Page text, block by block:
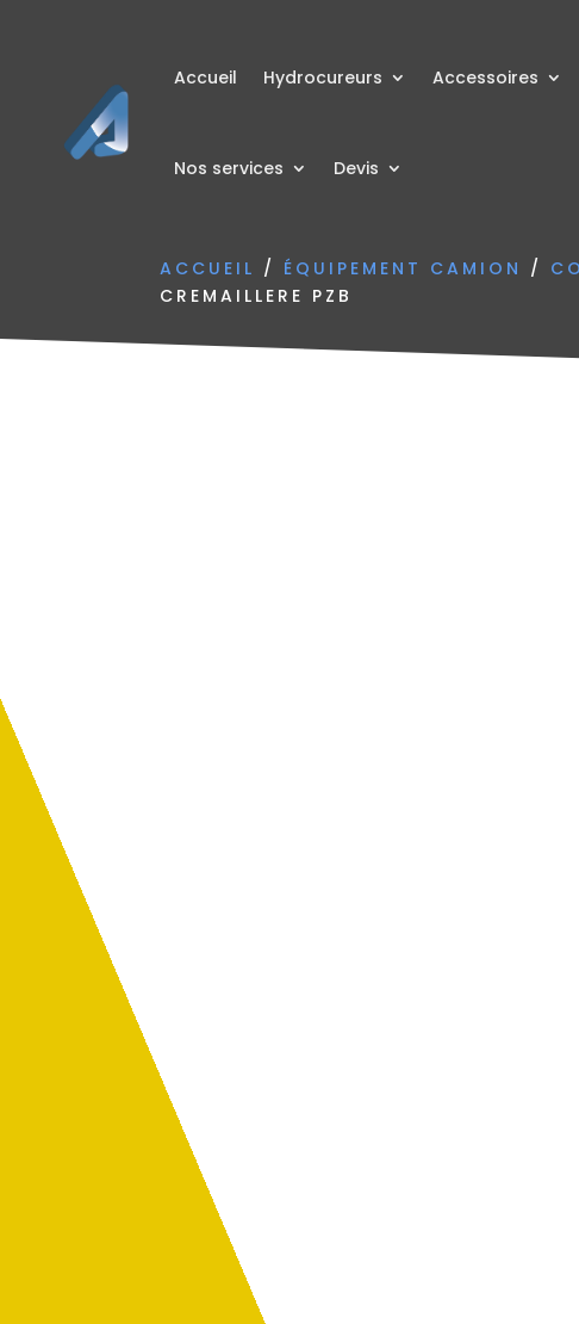
Accueil Hydrocureurs Accessoires
Nos services Devis
ACCUEIL / ÉQUIPEMENT CAMION /
CREMAILLERE PZB